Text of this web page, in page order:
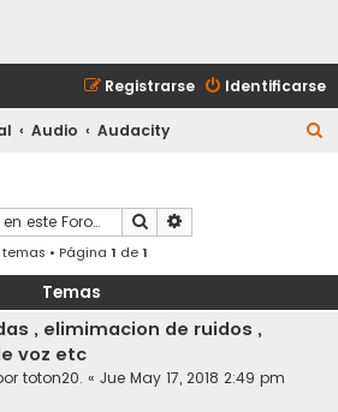
Identificarse
Registrarse
Audio Audacity
Buscar
temas • Página 1 de1
Temas
, elimimacion de ruidos ,
voz etc
toton20. « Jue May 17, 2018 2:49 pm